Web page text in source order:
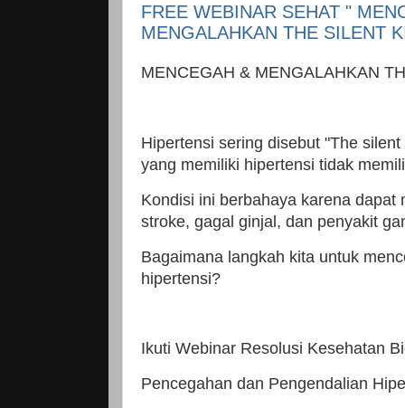
FREE WEBINAR SEHAT "
MENGALAHKAN THE SILENT
MENCEGAH & MENGALAHKAN
Hipertensi sering disebut "The
yang memiliki hipertensi tidak
Kondisi ini berbahaya karena dapat
stroke, gagal ginjal, dan penyakit
Bagaimana langkah kita untuk
hipertensi?
Ikuti Webinar Resolusi Kesehatan
Pencegahan dan Pengendalian